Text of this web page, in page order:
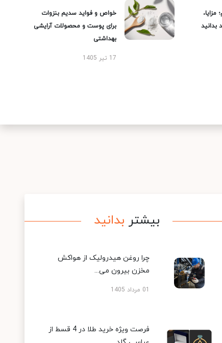
مزایا،
بدانید
خواص و فواید سدیم بنزوات
برای پوست و محصولات آرایشی
بهداشتی
17 تیر 1405
بیشتر بدانید
چرا روغن هیدرولیک از هواکش
مخزن بیرون می...
01 مرداد 1405
فرصت ویژه خرید طلا در 4 قسط از